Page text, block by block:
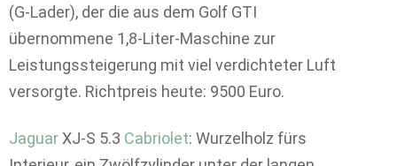
(G-Lader), der die aus dem Golf GTI
übernommene 1,8-Liter-Maschine zur
Leistungssteigerung mit viel verdichteter Luft
versorgte. Richtpreis heute: 9500 Euro.
Jaguar XJ-S 5.3 Cabriolet: Wurzelholz fürs